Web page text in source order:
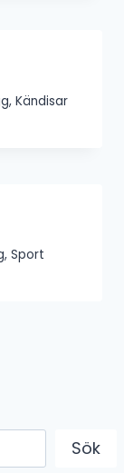
,Kändisar
,Sport
Sök